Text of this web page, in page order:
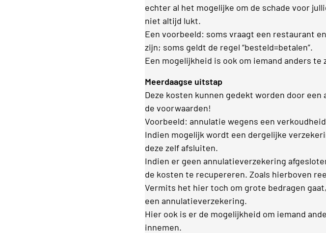
echter al het mogelijke om de schade voor
niet altijd lukt.
Een voorbeeld: soms vraagt een restaurant
zijn; soms geldt de regel “besteld=betalen”.
Een mogelijkheid is ook om iemand anders
Meerdaagse uitstap
Deze kosten kunnen gedekt worden door
de voorwaarden!
Voorbeeld: annulatie wegens een
Indien mogelijk wordt een dergelijke
deze zelf afsluiten.
Indien er geen annulatieverzekering
de kosten te recupereren. Zoals hierboven
Vermits het hier toch om grote bedragen
een annulatieverzekering.
Hier ook is er de mogelijkheid om iemand
innemen.